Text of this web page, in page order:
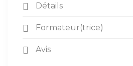
Détails
Formateur(trice)
Avis